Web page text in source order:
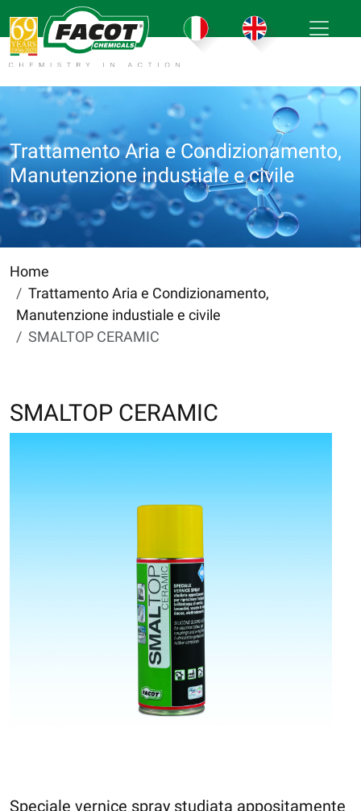
Trattamento Aria e Condizionamento,
Manutenzione industiale e civile
Home
Trattamento Aria e Condizionamento,
Manutenzione industiale e civile
SMALTOP CERAMIC
SMALTOP CERAMIC
Speciale vernice spray studiata appositamente